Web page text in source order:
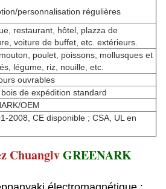
personnalisation régulières
restaurant, hôtel, plazza de
voiture de buffet, etc. extérieurs.
poulet, poissons, mollusques et
légume, riz, nouille, etc.
ouvrables
de expédition standard
OEM
2008, CE disponible ; CSA, UL en
ChuanglvGREENARK